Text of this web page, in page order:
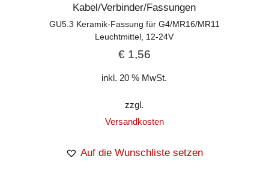
Kabel/Verbinder/Fassungen
GU5.3 Keramik-Fassung für G4/MR16/MR11
Leuchtmittel, 12-24V
€1,56
inkl. 20 % MwSt.
zzgl.
Versandkosten
Auf die Wunschliste setzen